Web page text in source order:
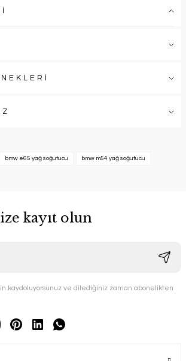
bmw e65 yağ soğutucu bmw m54 yağ soğutucu
kayıt olun
kaydoluyorsunuz ve dilediğiniz zaman abonelikten